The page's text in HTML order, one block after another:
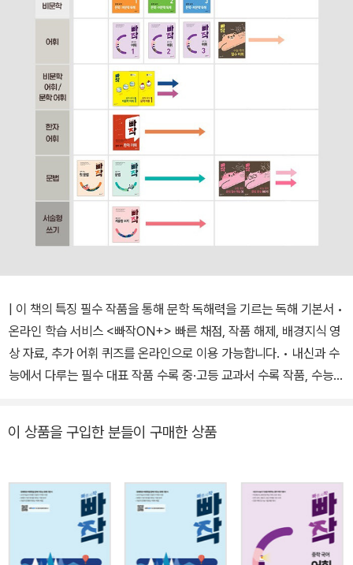
| 이 책의 특징 필수 작품을 통해 문학 독해력을 기르는 독해 기본서 •
온라인 학습 서비스 <빠작ON+> 빠른 채점, 작품 해제, 배경지식 영
상 자료, 추가 어휘 퀴즈를 온라인으로 이용 가능합니다. • 내신과 수
능에서 다루는 필수 대표 작품 수록 중·고등 교과서 수록 작품, 수능
기의 부담을 줄인 '전체 줄거리' & '시험에 꼭 나오는 핵심 장면' 소설
제시했습니다. 또 시험에 꼭 나오는 핵심 장면을 출제 이유와 함께 제
시하여 작품의 핵심 내용을 쉽게 기억할 수 있습니다. • 어휘력과 문
학 개념을 익히는 '속담· 한자성어 익히기', & '개념+' 관용어, 속담, 한
자 성어 등을 익힐 수 있는 어휘 문제를 풍부하게 수록하여 어휘력을
이 상품을 구입한 분들이 구매한 상품